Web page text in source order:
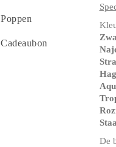
De
Poppen
Cadeaubon